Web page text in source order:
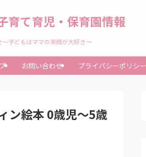
育て育児・保育園情報
子どもはママの笑顔が大好き～
お問い合わせ プライバシーポリシー
ン絵本 0歳児～5歳